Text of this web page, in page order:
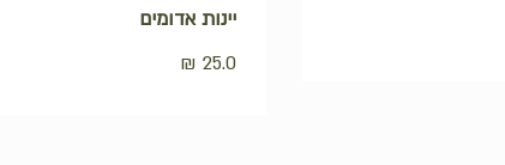
יינות אדומים
₪ 25.0